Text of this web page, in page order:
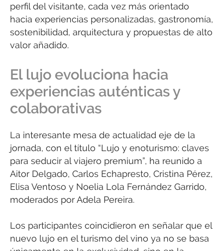
perfil del visitante, cada vez más orientado
hacia experiencias personalizadas, gastronomía,
sostenibilidad, arquitectura y propuestas de alto
valor añadido.
El lujo evoluciona hacia
experiencias auténticas y
colaborativas
La interesante mesa de actualidad eje de la
jornada, con el título “Lujo y enoturismo: claves
para seducir al viajero premium”, ha reunido a
Aitor Delgado, Carlos Echapresto, Cristina Pérez,
Elisa Ventoso y Noelia Lola Fernández Garrido,
moderados por Adela Pereira.
Los participantes coincidieron en señalar que el
nuevo lujo en el turismo del vino ya no se basa